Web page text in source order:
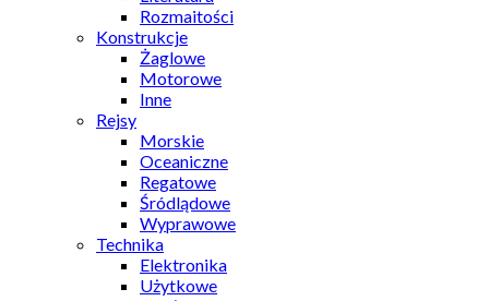
Rozmaitości
Konstrukcje
Żaglowe
Motorowe
Inne
Rejsy
Morskie
Oceaniczne
Regatowe
Śródlądowe
Wyprawowe
Technika
Elektronika
Użytkowe